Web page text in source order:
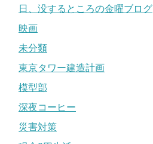
日、没するところの金曜ブログ
映画
未分類
東京タワー建造計画
模型部
深夜コーヒー
災害対策